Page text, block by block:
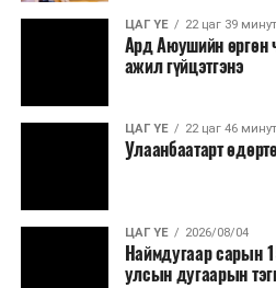
хангамжийн хүчин чадлыг
хөгжиж буй орон сууцны
дулаан хангамжийг
үеийн ачааллыг бууруулахад
юм.
ЦАГ ҮЕ 22 цаг 39 минут
Ард Аюушийн өргөн
ажил гүйцэтгэнэ
ЦАГ ҮЕ 22 цаг 46 минут
Улаанбаатарт
ЦАГ ҮЕ 2026/08/04
Наймдугаар сарын
улсын дугаарын